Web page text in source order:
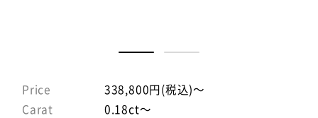
Price
338,800円(税込)～
Carat
0.18ct～